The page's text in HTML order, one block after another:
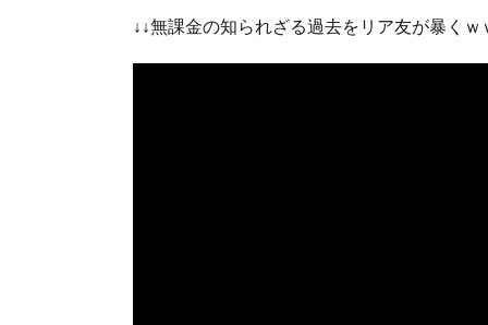
↓↓無課金の知られざる過去をリア友が暴くｗ